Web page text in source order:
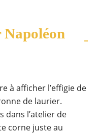
Napoléon
à afficher l’effigie de
de laurier.
dans l’atelier de
corne juste au